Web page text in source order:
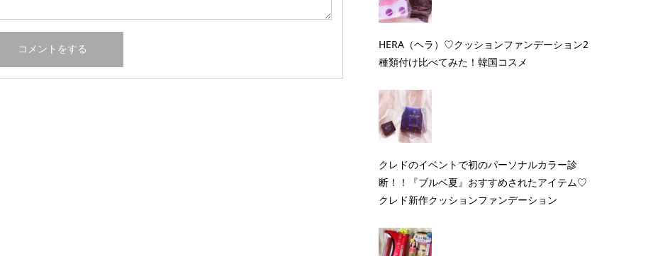
HERA（ヘラ）♡クッションファンデーション2
種類付け比べてみた！韓国コスメ
クレドのイベントで初のパーソナルカラー診
断！！『ブルベ夏』おすすめされたアイテム♡
クレド新作クッションファンデーション